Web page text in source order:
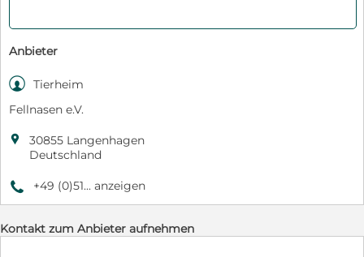
Anbieter
 Tierheim
Fellnasen e.V.

30855 Langenhagen
Deutschland
9 +49 (0)51... anzeigen
Kontakt zum Anbieter aufnehmen